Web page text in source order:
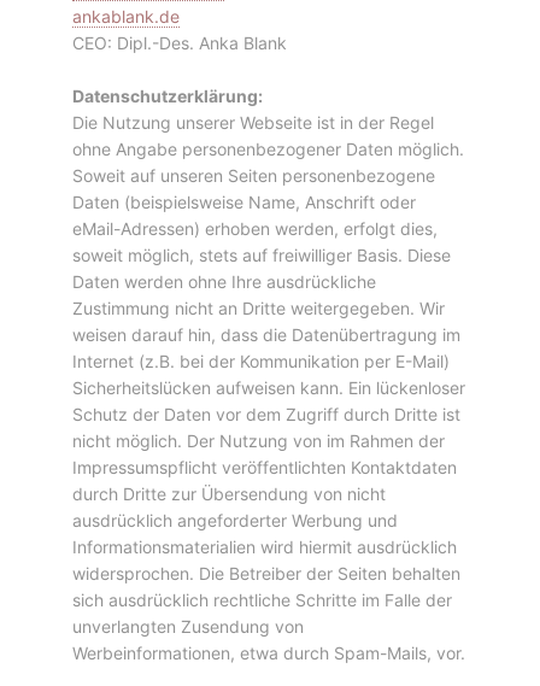
ankablank.de
CEO: Dipl.-Des. Anka Blank
Datenschutzerklärung:
Die Nutzung unserer Webseite ist in der Regel
ohne Angabe personenbezogener Daten möglich.
Soweit auf unseren Seiten personenbezogene
Daten (beispielsweise Name, Anschrift oder
eMail-Adressen) erhoben werden, erfolgt dies,
soweit möglich, stets auf freiwilliger Basis. Diese
Daten werden ohne Ihre ausdrückliche
Zustimmung nicht an Dritte weitergegeben. Wir
weisen darauf hin, dass die Datenübertragung im
Internet (z.B. bei der Kommunikation per E-Mail)
Sicherheitslücken aufweisen kann. Ein lückenloser
Schutz der Daten vor dem Zugriff durch Dritte ist
nicht möglich. Der Nutzung von im Rahmen der
Impressumspflicht veröffentlichten Kontaktdaten
durch Dritte zur Übersendung von nicht
ausdrücklich angeforderter Werbung und
Informationsmaterialien wird hiermit ausdrücklich
widersprochen. Die Betreiber der Seiten behalten
sich ausdrücklich rechtliche Schritte im Falle der
unverlangten Zusendung von
Werbeinformationen, etwa durch Spam-Mails, vor.